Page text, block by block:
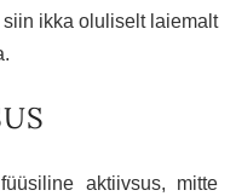
ikka oluliselt laiemalt
aktiivsus, mitte